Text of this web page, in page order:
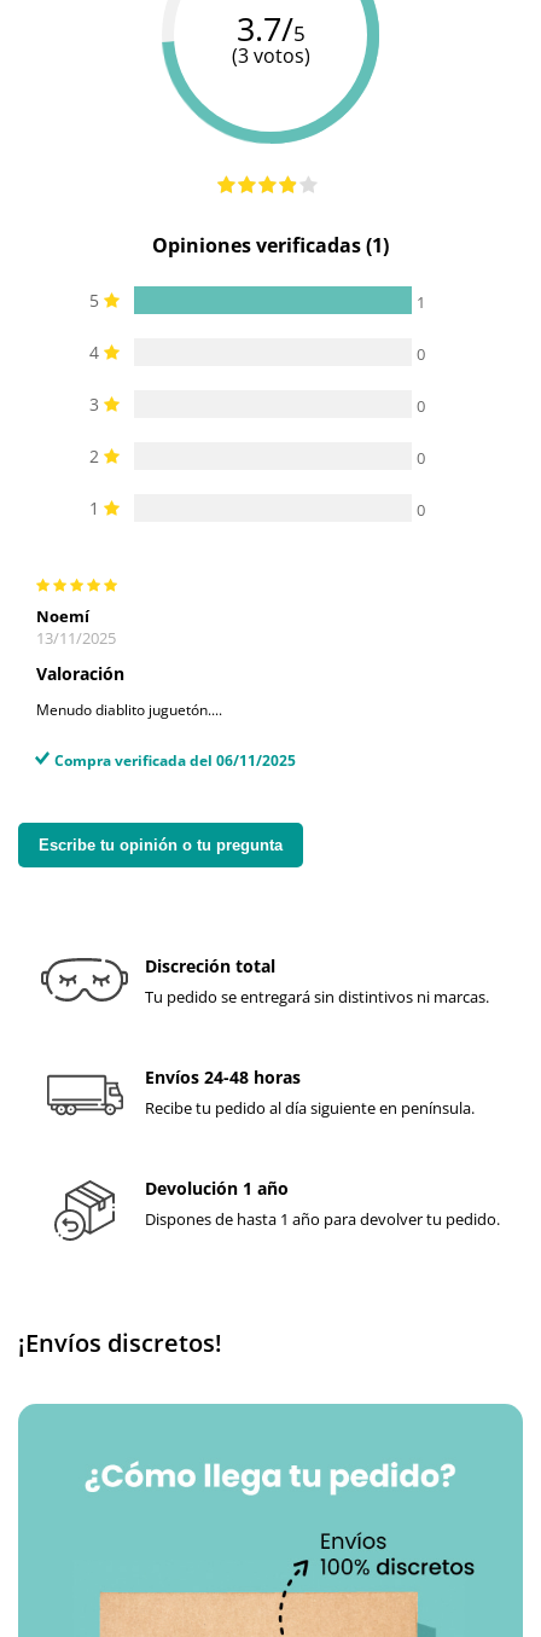
3.7/5
(3 votos)
Opiniones verificadas (1)
5 1
4 0
3 0
2 0
1 0
Noemí
13/11/2025
Valoración
Menudo diablito juguetón....
Compra verificada del 06/11/2025
Escribe tu opinión o tu pregunta
Discreción total
Tu pedido se entregará sin distintivos ni marcas.
Envíos 24-48 horas
Recibe tu pedido al día siguiente en península.
Devolución 1 año
Dispones de hasta 1 año para devolver tu pedido.
¡Envíos discretos!